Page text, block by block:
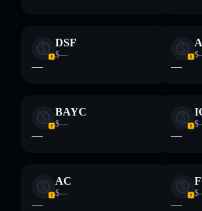
DSF
$—
— —
BAYC
$—
— —
AC
$—
— —